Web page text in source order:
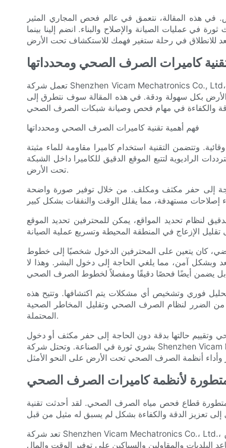
في هذه المقالة، نتعمق في عالم فحص المجاري المثير
في عمليات الصيانة والإصلاح والبناء. انضم إلينا بينما
كاميرات الصرف الصحي ومحدداتها
تعمل شركة Shenzhen Vicam Mechatronics Co., Ltd، وهي الشركة الرائدة في تقديم حلول تكنولوجيا التفتيش المبتكرة، على إحداث ثورة في طريقة إجراء عمليات فحص وصيانة شبكات الصرف الصحي. بفضل أحدث
بكل سهولة ودقة. في هذه المقالة سوف نتطرق إلى
فهم أهمية تقنية كاميرات الصرف الصحي ومحدداتها
وتتضمن التقنية استخدام كاميرا مقاومة للماء مثبتة
لتتبع الموقع الدقيق للكاميرا داخل الشبكة
تحت الأرض.
إلى حفر مكثف ومكلف. من خلال توفير صورة واضحة
لنظام تحديد المواقع، يمكن للمحترفين تحديد الموقع
كان يتعين على المحترفين الدخول شخصيًا إلى خطوط
وبشكل آمن، مما يلغي الحاجة إلى دخول البشر. وهذا لا
فوري وتشخيص أي مشكلات يتم اكتشافها. وتتيح هذه
من الضرر لنظام الصرف الصحي وتقليل المخاطر الصحية
المحتملة.
حالتها بدقة دون الحاجة إلى حفر مكثف أو دخول
بشري ثورة في الصناعة. وتحتل شركة Shenzhen Vicam Mechatronics Co., Ltd، بفضل تكنولوجيتها المتطورة، مكانة رائدة في هذه الثورة، حيث تساعد الشركات والبلديات على تعزيز الدقة والكفاءة في عمليات الصرف
لأنظمة كاميرات الصرف الصحي
قطاع فحص مياه الصرف الصحي. لقد أحدثت تقنية
تعد شركة Shenzhen Vicam Mechatronics Co.، Ltd.، المزود الرائد لأنظمة فحص المجاري، رائدة في تطوير أحدث تقنيات كاميرات المجاري وأجهزة تحديد المواقع. ولم تساهم حلولهم المبتكرة في تبسيط عملية التفتيش